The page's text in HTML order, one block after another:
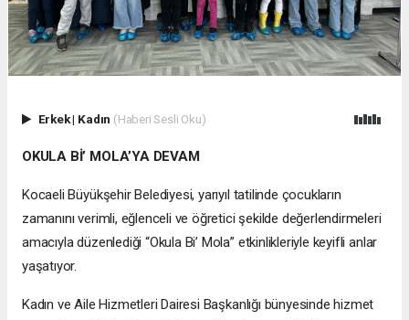
Erkek| Kadın (Haberi Sesli Oku)
OKULA Bİ’ MOLA’YA DEVAM
Kocaeli Büyükşehir Belediyesi, yarıyıl tatilinde çocukların
zamanını verimli, eğlenceli ve öğretici şekilde değerlendirmeleri
amacıyla düzenlediği “Okula Bi’ Mola” etkinlikleriyle keyifli anlar
yaşatıyor.
Kadın ve Aile Hizmetleri Dairesi Başkanlığı bünyesinde hizmet